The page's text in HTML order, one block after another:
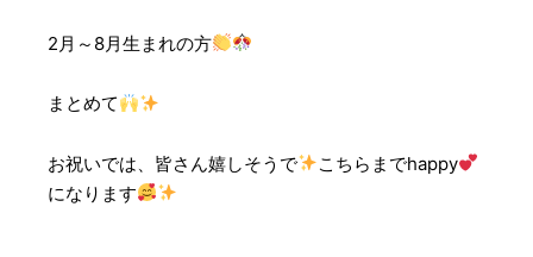
2月～8月生まれの方
まとめて
お祝いでは、皆さん嬉しそうで
こちらまでhappy
になります